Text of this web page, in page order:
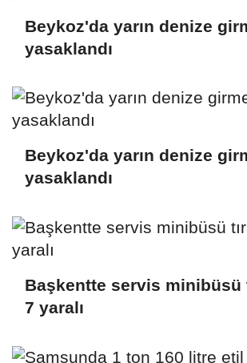
Beykoz'da yarın denize
yasaklandı
Beykoz'da yarın denize
yasaklandı
Başkentte servis minibüsü
7 yaralı